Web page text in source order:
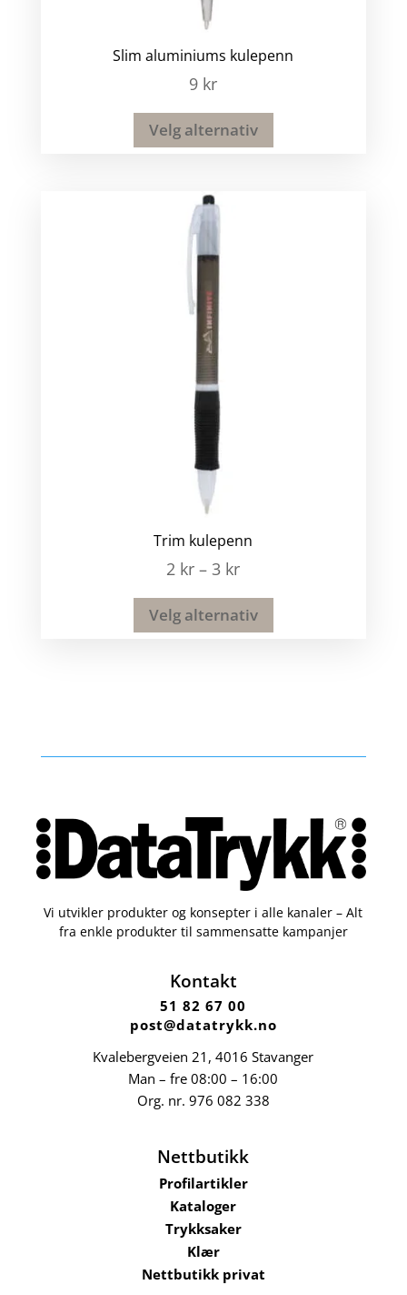
Slim aluminiums kulepenn
9 kr
Velg alternativ
Trim kulepenn
2 kr –3 kr
Velg alternativ
Vi utvikler produkter og konsepter i alle kanaler – Alt
fra enkle produkter til sammensatte kampanjer
Kontakt
51 82 67 00
post@datatrykk.no
Kvalebergveien 21 , 4016 Stavanger
Man – fre 08:00 – 16:00
Org. nr. 976 082 338
Nettbutikk
Profilartikler
Kataloger
Trykksaker
Klær
Nettbutikk privat